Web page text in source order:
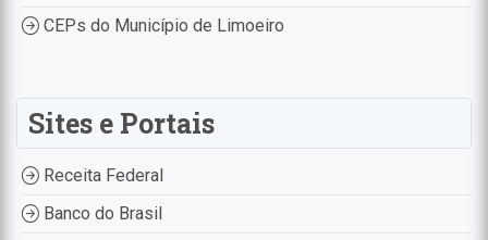
CEPs do Município de Limoeiro
Sites e Portais
Receita Federal
Banco do Brasil